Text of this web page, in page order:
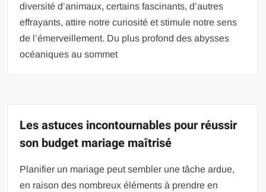
diversité d’animaux, certains fascinants, d’autres
effrayants, attire notre curiosité et stimule notre sens
de l’émerveillement. Du plus profond des abysses
océaniques au sommet
Les astuces incontournables pour réussir
son budget mariage maîtrisé
Planifier un mariage peut sembler une tâche ardue,
en raison des nombreux éléments à prendre en